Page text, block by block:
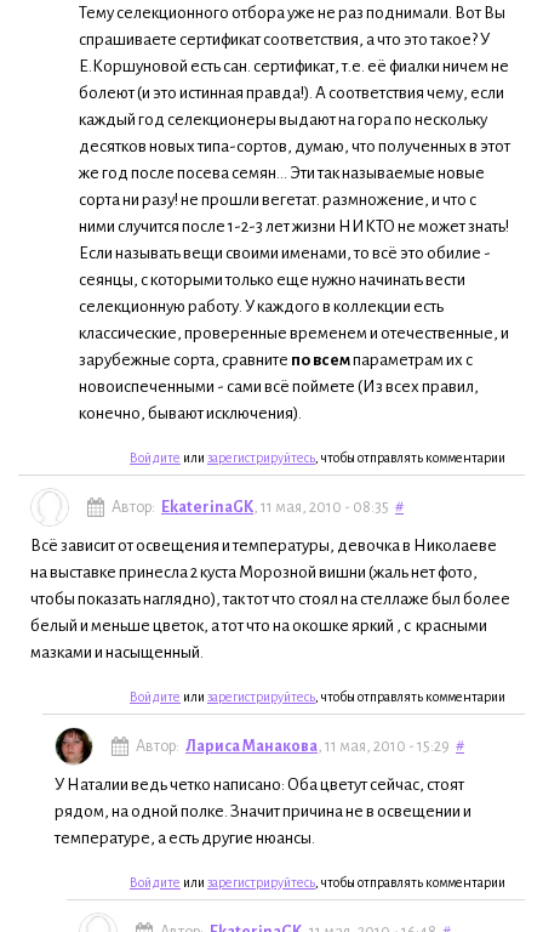
Тему селекционного отбора уже не раз поднимали. Вот Вы
спрашиваете сертификат соответствия, а что это такое? У
Е.Коршуновой есть сан. сертификат, т.е. её фиалки ничем не
болеют (и это истинная правда!). А соответствия чему, если
каждый год селекционеры выдают на гора по нескольку
десятков новых типа-сортов, думаю, что полученных в этот
же год после посева семян... Эти так называемые новые
сорта ни разу! не прошли вегетат. размножение, и что с
ними случится после 1-2-3 лет жизни НИКТО не может знать!
Если называть вещи своими именами, то всё это обилие -
сеянцы, с которыми только еще нужно начинать вести
селекционную работу. У каждого в коллекции есть
классические, проверенные временем и отечественные, и
зарубежные сорта, сравните по всемпараметрам их с
новоиспеченными - сами всё поймете (Из всех правил,
конечно, бывают исключения).
Войдите или зарегистрируйтесь , чтобы отправлять комментарии
Автор: EkaterinaGK , 11 мая, 2010 - 08:35 #
Всё зависит от освещения и температуры, девочка в Николаеве
на выставке принесла 2 куста Морозной вишни (жаль нет фото,
чтобы показать наглядно), так тот что стоял на стеллаже был более
белый и меньше цветок, а тот что на окошке яркий , с красными
мазками и насыщенный.
Войдите или зарегистрируйтесь , чтобы отправлять комментарии
Автор: Лариса Манакова , 11 мая, 2010 - 15:29 #
У Наталии ведь четко написано: Оба цветут сейчас, стоят
рядом, на одной полке. Значит причина не в освещении и
температуре, а есть другие нюансы.
Войдите или зарегистрируйтесь , чтобы отправлять комментарии